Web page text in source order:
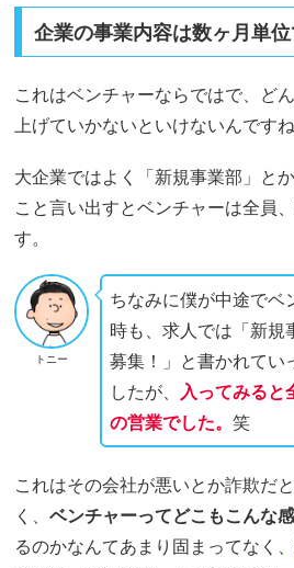
企業の事業内容は数ヶ月単
これはベンチャーならではで、ど
上げていかないといけないんですね
大企業ではよく「新規事業部」と
こと言い出すとベンチャーは全員
す。
トニー
ちなみに僕が中途でベ
時も、求人では「新規
募集！」と書かれてい
したが、 入ってみると
の営業でした。 笑
これはその会社が悪いとか詐欺だ
く、ベンチャーってどこもこんな
るのかなんてあまり固まってなく